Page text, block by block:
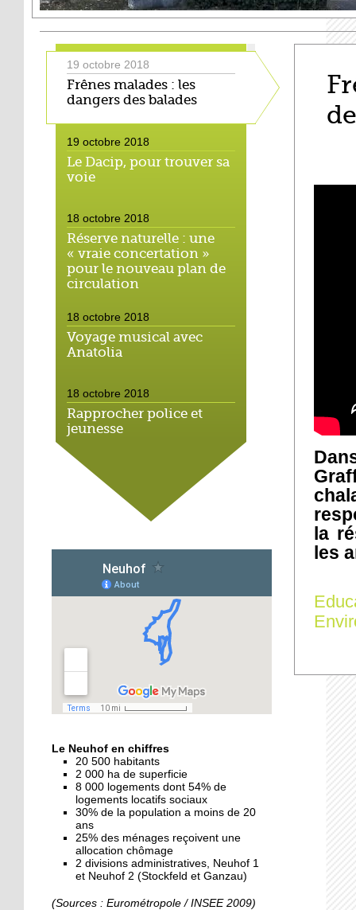
19 octobre 2018
Frênes malades : les
dangers des balades
19 octobre 2018
Le Dacip, pour trouver sa
voie
18 octobre 2018
Réserve naturelle : une
« vraie concertation »
pour le nouveau plan de
circulation
18 octobre 2018
Voyage musical avec
Anatolia
18 octobre 2018
Rapprocher police et
jeunesse
18 octobre 2018
Un jardin face aux
obstacles
17 octobre 2018
Jouer à Fifa à la
médiathèque
16 octobre 2018
«Chacun me propose un
autofinancement là, ce
qui vous vient !»
16 octobre 2018
consommation se fait à
ciel ouvert »
16 octobre 2018
Un vécu de poids
15 octobre 2018
Difracto : devenir un pro
avec Django
Le Neuhof en chiffres
20 500 habitants
2 000 ha de superficie
8 000 logements dont 54% de
logements locatifs sociaux
30% de la population a moins de 20
ans
25% des ménages reçoivent une
allocation chômage
2 divisions administratives, Neuhof 1
et Neuhof 2 (Stockfeld et Ganzau)
(Sources : Eurométropole / INSEE 2009)
la
les